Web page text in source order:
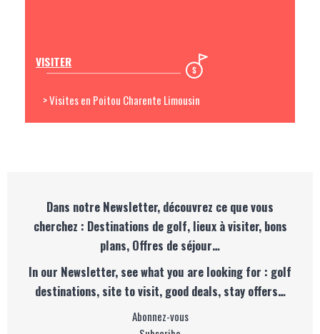
VISITER
> Visites en Poitou Charente Limousin
Dans notre Newsletter, découvrez ce que vous
cherchez : Destinations de golf, lieux à visiter, bons
plans, Offres de séjour…
In our Newsletter, see what you are looking for : golf
destinations, site to visit, good deals, stay offers…
Abonnez-vous